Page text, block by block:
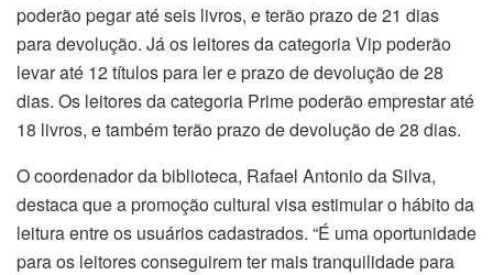
poderão pegar até seis livros, e terão prazo de 21 dias
para devolução. Já os leitores da categoria Vip poderão
levar até 12 títulos para ler e prazo de devolução de 28
dias. Os leitores da categoria Prime poderão emprestar até
18 livros, e também terão prazo de devolução de 28 dias.
O coordenador da biblioteca, Rafael Antonio da Silva,
destaca que a promoção cultural visa estimular o hábito da
leitura entre os usuários cadastrados. “É uma oportunidade
para os leitores conseguirem ter mais tranquilidade para